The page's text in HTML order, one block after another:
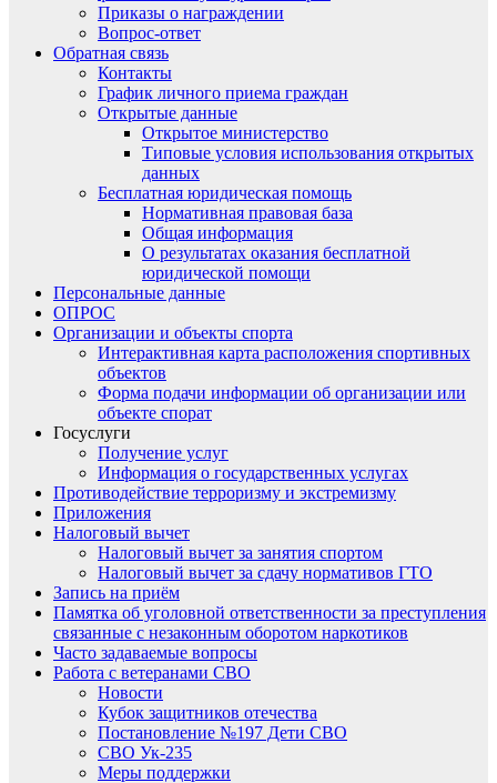
Приказы о награждении
Вопрос-ответ
Обратная связь
Контакты
График личного приема граждан
Открытые данные
Открытое министерство
Типовые условия использования открытых
данных
Бесплатная юридическая помощь
Нормативная правовая база
Общая информация
О результатах оказания бесплатной
юридической помощи
Персональные данные
ОПРОС
Организации и объекты спорта
Интерактивная карта расположения спортивных
объектов
Форма подачи информации об организации или
объекте спорат
Госуслуги
Получение услуг
Информация о государственных услугах
Противодействие терроризму и экстремизму
Приложения
Налоговый вычет
Налоговый вычет за занятия спортом
Налоговый вычет за сдачу нормативов ГТО
Запись на приём
Памятка об уголовной ответственности за преступления
связанные с незаконным оборотом наркотиков
Часто задаваемые вопросы
Работа с ветеранами СВО
Новости
Кубок защитников отечества
Постановление №197 Дети СВО
СВО Ук-235
Меры поддержки